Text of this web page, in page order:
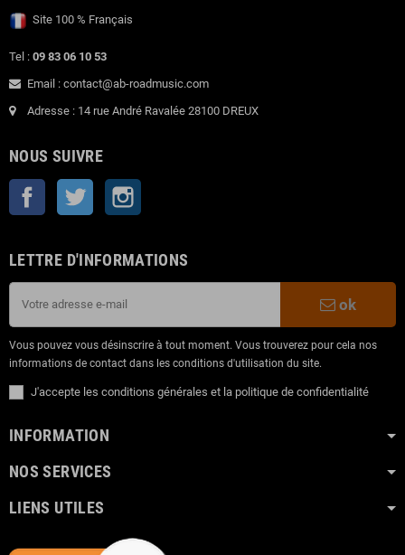
Site 100 % Français
Tel : 09 83 06 10 53
Email : contact@ab-roadmusic.com
Adresse : 14 rue André Ravalée 28100 DREUX
NOUS SUIVRE
Facebook Twitter
LETTRE D'INFORMATIONS
ok
Vous pouvez vous désinscrire à tout moment. Vous trouverez pour cela nos
informations de contact dans les conditions d'utilisation du site.
J'accepte les conditions générales et la politique de confidentialité
INFORMATION
NOS SERVICES
LIENS UTILES